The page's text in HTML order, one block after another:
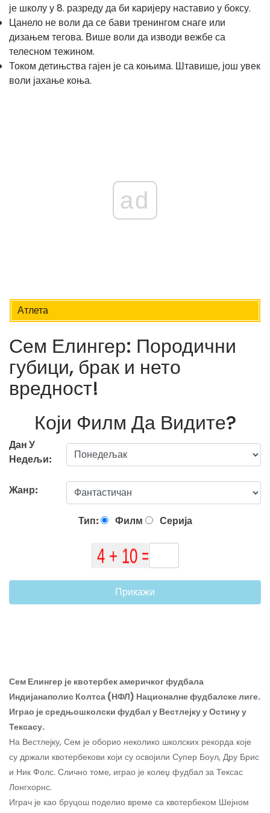
је школу у 8. разреду да би каријеру наставио у боксу.
Цанело не воли да се бави тренингом снаге или
дизањем тегова. Више воли да изводи вежбе са
телесном тежином.
Током детињства гајен је са коњима. Штавише, још увек
воли јахање коња.
ad
Атлета
Сем Елингер: Породични
губици, брак и нето
вредност!
Који Филм Да Видите?
Дан У
Недељи:
Жанр:
Тип: Филм Серија
Прикажи
Сем Елингер је квотербек америчког фудбала
Индијанаполис Колтса (НФЛ) Националне фудбалске лиге.
Играо је средњошколски фудбал у Вестлејку у Остину у
Тексасу.
На Вестлејку, Сем је оборио неколико школских рекорда које
су држали квотербекови који су освојили Супер Боул, Дру Брис
и Ник Фолс. Слично томе, играо је колеџ фудбал за Тексас
Лонгхорнс.
Играч је као бруцош поделио време са квотербеком Шејном